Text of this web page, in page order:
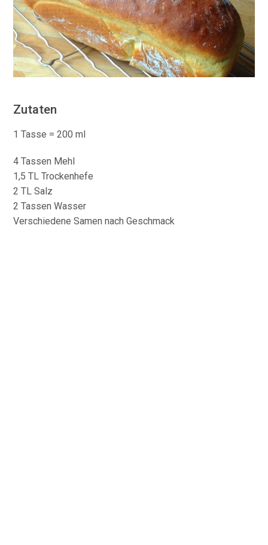
Zutaten
1 Tasse = 200 ml
4 Tassen Mehl
1,5 TL Trockenhefe
2 TL Salz
2 Tassen Wasser
Verschiedene Samen nach Geschmack